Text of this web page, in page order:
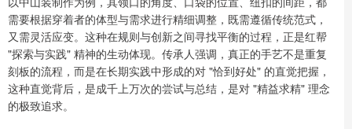
需要根据穿着者的体型与需求进行精细调整，既需遵循传统范式，
又需灵活应变。这种在规则与创新之间寻找平衡的过程，正是红帮
"探索与实践" 精神的生动体现。传承人强调，真正的手艺不是重复
刻板的流程，而是在长期实践中形成的对 "恰到好处" 的直觉把握，
这种直觉背后，是成千上万次的尝试与总结，是对 "精益求精" 理念
的极致追求。